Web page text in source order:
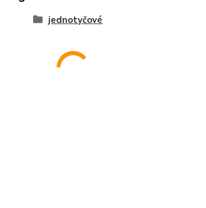
jednotyčové